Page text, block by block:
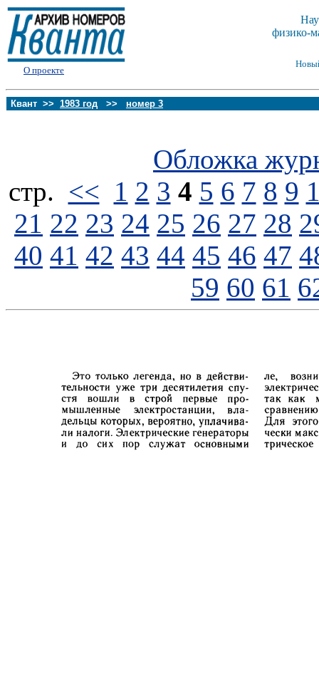
О проекте
физико-
Квант >> 1983 год >> номер 3
Обложка
стp. << 1 2 3 4 5 6 7 8 9
21 22 23 24 25 26 27 28
40 41 42 43 44 45 46 47
59 60 61